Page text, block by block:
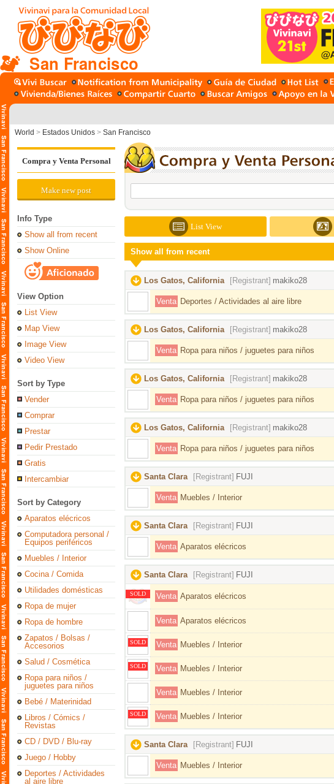
San Francisco
World > Estados Unidos > San Francisco
Compra y Venta Personal
Make new post
Info Type
Show all from recent
Show Online
View Option
List View
Map View
Image View
Video View
Sort by Type
Vender
Comprar
Prestar
Pedir Prestado
Gratis
Intercambiar
Sort by Category
Aparatos elécricos
Computadora personal /
Equipos periféricos
Muebles / Interior
Cocina / Comida
Utilidades domésticas
Ropa de mujer
Ropa de hombre
Zapatos / Bolsas /
Accesorios
Salud / Cosmética
Ropa para niños /
juguetes para niños
Bebé / Materinidad
Libros / Cómics /
Revistas
CD / DVD / Blu-ray
Juego / Hobby
Deportes / Actividades
al aire libre
List View
Show all from recent
Los Gatos, California [Registrant] makiko28
Venta Deportes / Actividades al aire libre
Los Gatos, California [Registrant] makiko28
Venta Ropa para niños / juguetes para niños
Los Gatos, California [Registrant] makiko28
Venta Ropa para niños / juguetes para niños
Los Gatos, California [Registrant] makiko28
Venta Ropa para niños / juguetes para niños
Santa Clara [Registrant] FUJI
Venta Muebles / Interior
Santa Clara [Registrant] FUJI
Venta Aparatos elécricos
Santa Clara [Registrant] FUJI
SOLD Venta Aparatos elécricos
Venta Aparatos elécricos
SOLD Venta Muebles / Interior
SOLD Venta Muebles / Interior
Venta Muebles / Interior
SOLD Venta Muebles / Interior
Santa Clara [Registrant] FUJI
Venta Muebles / Interior